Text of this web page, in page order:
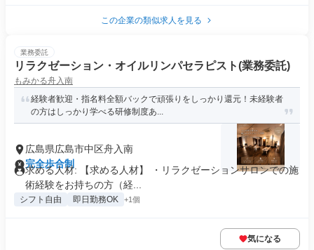
この企業の類似求人を見る
業務委託
リラクゼーション・オイルリンパセラピスト(業務委託)
もみかる舟入南
経験者歓迎・指名料全額バックで頑張りをしっかり還元！未経験者
の方はしっかり学べる研修制度あ...
広島県広島市中区舟入南
完全歩合制
求める人材: 【求める人材】 ・リラクゼーションサロンでの施
術経験をお持ちの方（経...
シフト自由 即日勤務OK +1個
気になる